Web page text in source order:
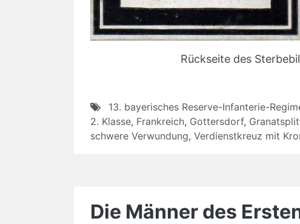
Rückseite des
13. bayerisches Reserve-Infanterie-
2. Klasse, Frankreich, Gottersdorf,
schwere Verwundung, Verdienstkreuz mit
Die Männer des